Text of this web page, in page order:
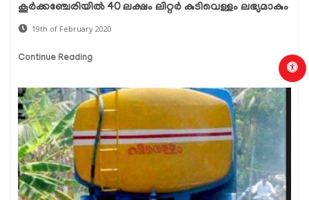
കൂര്‍ക്കഞ്ചേരിയില്‍ 40 ലക്ഷം ലിറ്റര്‍ കുടിവെള്ളം ലഭ്യമാകും
19th of February 2020
Continue Reading